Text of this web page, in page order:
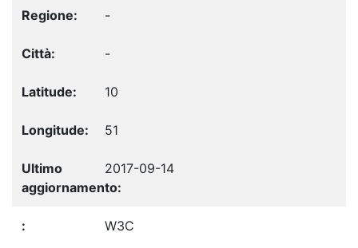
-
-
10
51
2017-09-14
W3C